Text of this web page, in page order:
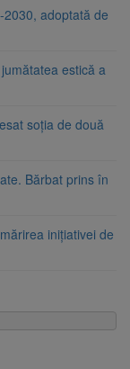
adoptată de
estică a
soția de două
Bărbat prins în
inițiativei de